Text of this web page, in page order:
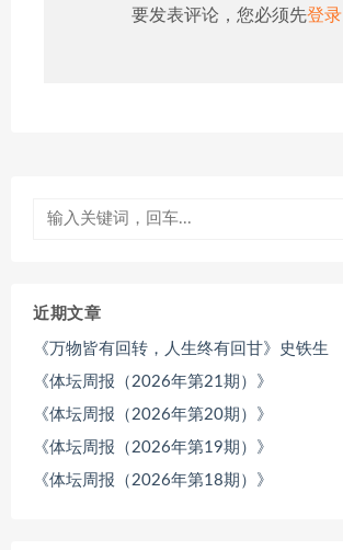
要发表评论，您必须先登录
近期文章
《万物皆有回转，人生终有回甘》史铁生
《体坛周报（2026年第21期）》
《体坛周报（2026年第20期）》
《体坛周报（2026年第19期）》
《体坛周报（2026年第18期）》